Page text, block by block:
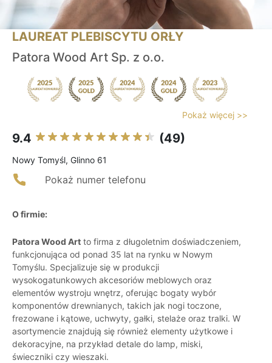
LAUREAT PLEBISCYTU ORŁY
Patora Wood Art Sp. z o.o.
Pokaż więcej >>
9.4 (49)
Nowy Tomyśl, Glinno 61
Pokaż numer telefonu
O firmie:
Patora Wood Art to firma z długoletnim doświadczeniem,
funkcjonująca od ponad 35 lat na rynku w Nowym
Tomyślu. Specjalizuje się w produkcji
wysokogatunkowych akcesoriów meblowych oraz
elementów wystroju wnętrz, oferując bogaty wybór
komponentów drewnianych, takich jak nogi toczone,
frezowane i kątowe, uchwyty, gałki, stelaże oraz tralki. W
asortymencie znajdują się również elementy użytkowe i
dekoracyjne, na przykład detale do lamp, miski,
świeczniki czy wieszaki.